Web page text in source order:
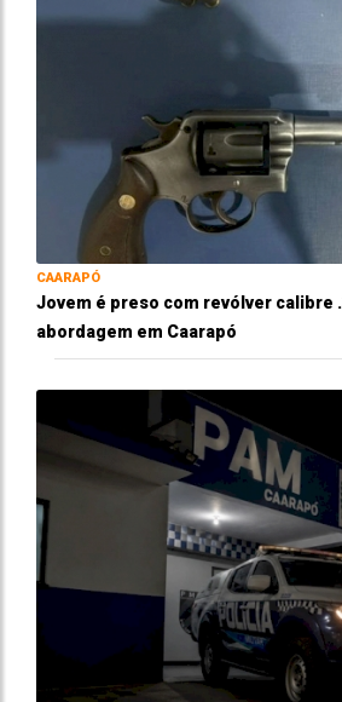
CAARAPÓ
Jovem é preso com revólver calibre
abordagem em Caarapó